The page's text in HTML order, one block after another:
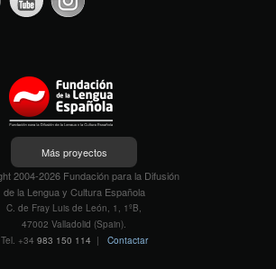
Más proyectos
2004-2026 Fundación para la Difusión
de la Lengua y Cultura Española
C. de Fray Luis de León, 1, 1ºB,
47002 Valladolid (Spain).
Tel. +34 983 150 114 | Contactar